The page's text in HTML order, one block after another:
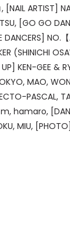
ARTIST]
[GO GO
DANCERS] NO.
(SHINICHI
KEN-GEE &
MAO,
PASCAL,
hamaro,
MIU,